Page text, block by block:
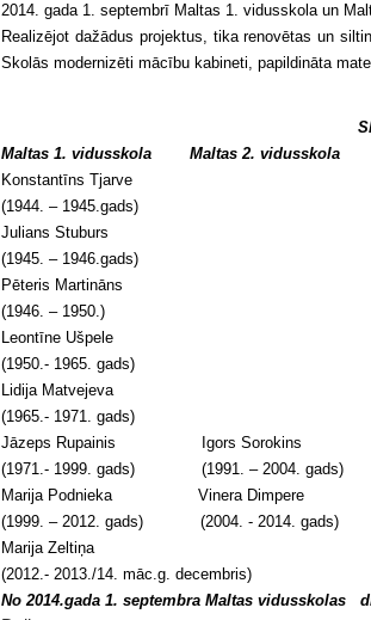
2014. gada 1. septembrī Maltas 1. vidusskola un
Realizējot dažādus projektus, tika renovētas un
Skolās modernizēti mācību kabineti, papildināta
Maltas 1. vidusskola Maltas 2. vidusskola
Konstantīns Tjarve
(1944. – 1945.gads)
Julians Stuburs
(1945. – 1946.gads)
Pēteris Martināns
(1946. – 1950.)
Leontīne Ušpele
(1950.- 1965. gads)
Lidija Matvejeva
(1965.- 1971. gads)
Jāzeps Rupainis Igors Sorokins
(1971.- 1999. gads) (1991. – 2004. gads)
Marija Podnieka Vinera Dimpere
(1999. – 2012. gads) (2004. - 2014. gads)
Marija Zeltiņa
(2012.- 2013./14. māc.g. decembris)
No 2014.gada 1. septembra Maltas vidusskolas